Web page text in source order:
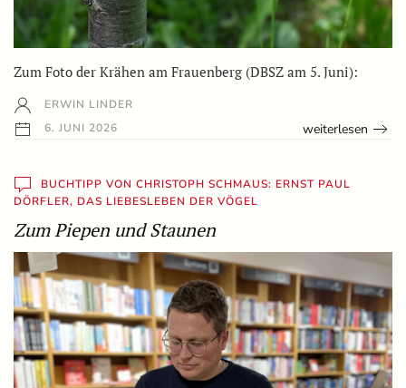
Zum Foto der Krähen am Frauenberg (DBSZ am 5. Juni):
ERWIN LINDER
6. JUNI 2026
weiterlesen
BUCHTIPP VON CHRISTOPH SCHMAUS: ERNST PAUL
DÖRFLER, DAS LIEBESLEBEN DER VÖGEL
Zum Piepen und Staunen